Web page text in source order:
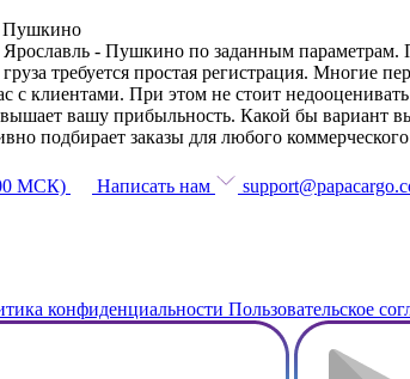
Пушкино
- Пушкино по заданным параметрам.
требуется простая регистрация. Многие
с клиентами. При этом не стоит
вашу прибыльность. Какой бы вариант
подбирает заказы для любого
МСК)
Написать нам
конфиденциальности Пользовательское